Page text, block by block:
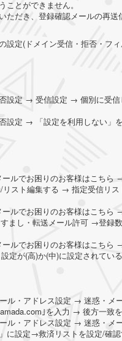
とができません。
だき、 登録確認メールの再送
定(ドメイン受信・拒否・フ
定 → 受信設定 → 個別に受信
定 → 「設定を利用しない」
ルでお困りのお客様はこちら
スト編集する → 指定受信リス
ルでお困りのお客様はこちら
し・転送メール許可 →登録
ルでお困りのお客様はこちら
が(高)か(中)に設定されてい
ル・アドレス設定 → 迷惑・
｣を入力 → 後方一致
ル・アドレス設定 → 迷惑・
に設定→救済リストを設定/確